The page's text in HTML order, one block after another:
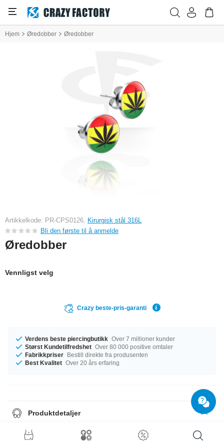
Hjem Øredobber Øredobber
Artikkelkode: PR-CPS0126, Kirurgisk stål 316L
Bli den første til å anmelde
Øredobber
Vennligst velg
Crazy beste-pris-garanti
Verdens beste piercingbutikk Over 7 millioner kunder
Størst Kundetilfredshet Over 80 000 positive omtaler
Fabrikkpriser Bestill direkte fra produsenten
Best Kvalitet Over 20 års erfaring
Produktdetaljer